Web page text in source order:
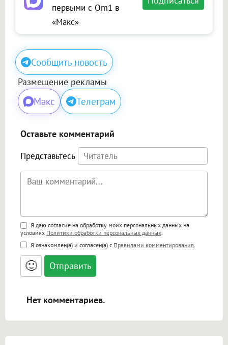
первыми с Om1 в
«Макс»
Сообщить новость
Размещение рекламы
Макс Телеграм
Оставьте комментарий
Представьтесь
Поддержка HTML
<b>, <strong>, <u>, <i>, <em>, <s>, <big>,
<small>, <sup>, <sub>, <pre>, <ul>, <ol>, <li>,
<blockquote>, <code> экранирует HTML,
адреса URL автоматически становятся
ссылками, и [img]адрес[/img] будет
Я даю согласие на обработку моих персональных данных на
условиях Политики обработки персональных данных
Я ознакомлен(а) и согласен(а) с Правилами комментирования
🙂
Нет комментариев.